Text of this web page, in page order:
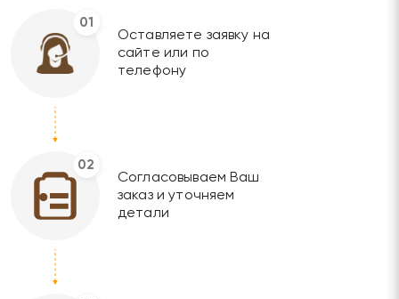
01
Оставляете заявку на
сайте или по
телефону
02
Согласовываем Ваш
заказ и уточняем
детали